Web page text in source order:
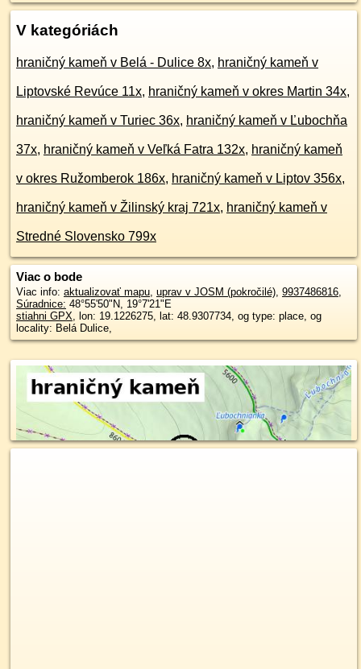
V kategóriách
hraničný kameň v Belá - Dulice 8x, hraničný kameň v
Liptovské Revúce 11x, hraničný kameň v okres Martin 34x,
hraničný kameň v Turiec 36x, hraničný kameň v Ľubochňa
37x, hraničný kameň v Veľká Fatra 132x, hraničný kameň
v okres Ružomberok 186x, hraničný kameň v Liptov 356x,
hraničný kameň v Žilinský kraj 721x, hraničný kameň v
Stredné Slovensko 799x
Viac o bode
Viac info: aktualizovať mapu, uprav v JOSM (pokročilé), 9937486816,
Súradnice: 48°55'50"N, 19°7'21"E
stiahni GPX, lon: 19.1226275, lat: 48.9307734, og type: place, og
locality: Belá Dulice,